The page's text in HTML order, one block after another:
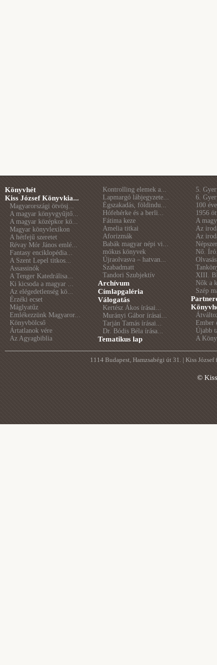
Könyvhét
Kiss József Könyvkia...
Magyarországi ötvösj...
A magyar könyvgyűjtő...
A magyar középkor kö...
Magyar könyvlexikon
A hétfejű szeretet
Révay Mór János emlé...
Fantasy enciklopédia...
A Szent Lepel titkos...
Assassinók
A Tenger Katedrálisa...
Ki kicsoda a magyar ...
Az elégedetlenség kö...
Érzéki ecset
Máglyatűz
Emlékezzünk Magyaror...
Könyvbölcső
Ártatlanok vére
Az Agyagbiblia
Kontrolling elemek a...
Lapmargó lábjegyzete...
Égszakadás, földindu...
Hófehérke és a berli...
Fátima keze
Amelia titkai
Aforizmák
Babák magyar népi vi...
mókus könyvek
Újraolvasva – hatvan...
Szabadmatt
Tandori Szubjektív
Archívum
Címlapgaléria
Válogatás
Kertész Ákos írásai...
Murányi Gábor írásai...
Tarján Tamás írásai...
Dr. Bódis Béla írása...
Tematikus lap
5.
6.
100
1956
A
Az
Az
Nő.
XIII.
Nők a
Szép
Ember
Újabb
A
1114 Budapest, Hamzsabégi út 31. | Kiss
©